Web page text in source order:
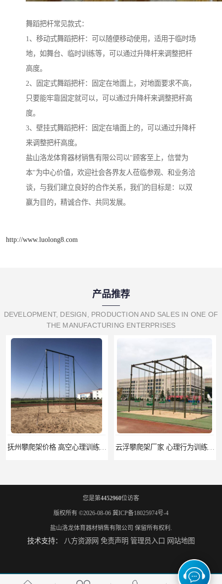
舞蹈把杆常见款式：
1、移动式舞蹈把杆：可以随便移动使用，适用于临时场
地，如舞台、临时训练等，可以通过升降杆来调整把杆
高度。
2、固定式舞蹈把杆：固定在地面上，对地面要求不高，
只要能牢靠固定就可以，可以通过升降杆来调整把杆高
度。
3、壁挂式舞蹈把杆：固定在墙面上的，可以通过升降杆
来调整把杆高度。
盐山洛龙体育器材销售有限公司以"顾客至上，信誉为
本"为中心价值，欢迎社会各界友人莅临参观、和业务洽
谈，与我们建立良好的合作关系，我们的目标是：以双
赢为目的，精诚合作、共同发展。
http://www.luolong8.com
产品推荐
DEVELOPMENT, DESIGN, PRODUCTION AND SALES IN ONE OF
THE MANUFACTURING ENTERPRISES
濮阳攀爬架价格 训练攀爬架 批发价格
宁德攀爬架参数 爬绳架 量大优惠 荆州攀爬架生产厂家 三合一攀登架 定做加工
您是第4452960位访客
版权所有 ©2026-08-06 冀ICP备18025974号-4
盐山洛龙体育器材销售有限公司 保留所有权利.
技术支持： 八方资源网 免责声明 管理员入口 网站地图